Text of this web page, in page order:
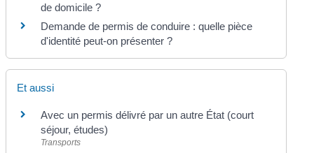
de domicile ?
Demande de permis de conduire : quelle pièce
d'identité peut-on présenter ?
Et aussi
Avec un permis délivré par un autre État (court
séjour, études)
Transports